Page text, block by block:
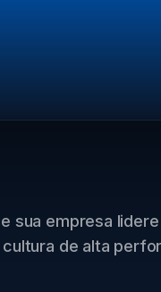
sua empresa
de alta